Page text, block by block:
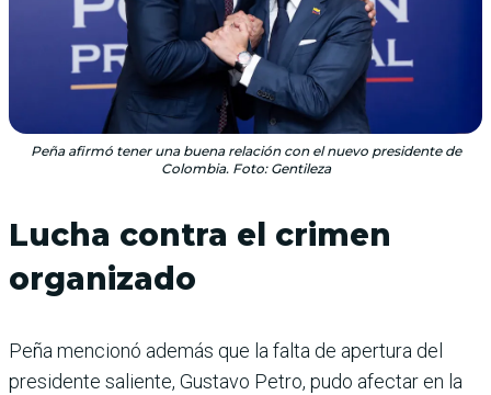
Peña afirmó tener una buena relación con el nuevo presidente de
Colombia. Foto: Gentileza
Lucha contra el crimen
organizado
Peña mencionó además que la falta de apertura del
presidente saliente, Gustavo Petro, pudo afectar en la